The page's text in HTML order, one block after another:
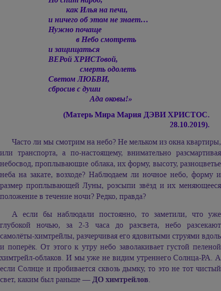
как Илья на печи,
и ничего об этом не знает…
Нужно почаще
в Небо смотреть
и защищаться
ВЕРой ХРИСТовой,
смерть одолеть
Светом ЛЮБВИ,
сбросив с души
Ада оковы!»
(Матерь МираМария ДЭВИ ХРИСТОС.
28.10.2019).
Часто ли мы смотрим на небо? Не мельком из окна квартиры,
или транспорта, а по-настоящему, внимательно разсмартивая
небосвод, проплывающие облака, их форму, высоту, разноцветье
неба на закате, возходе? Наблюдаем ли ночное небо, форму и
размер проплывающей Луны, розсыпи звёзд и их меняющееся
положение в течение ночи? Редко, правда?
А если бы наблюдали постоянно, то заметили, что уже
глубокой ночью, за 2-3 часа до разсвета, небо разсекают
самолёты-химтрейлы, разчерчивая его ядовитыми струями вдоль
и поперёк. От этого к утру небо заволакивает густой пеленой
химтрейл-облаков. И мы уже не видим утреннего Солнца-РА. А
если Солнце и пробивается сквозь дымку, то это не тот чистый
свет, каким был раньше —ДО химтрейлов.